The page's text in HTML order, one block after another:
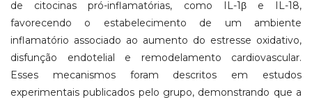
de citocinas pró-inflamatórias, como IL-1β e IL-18,
favorecendo o estabelecimento de um ambiente
inflamatório associado ao aumento do estresse oxidativo,
disfunção endotelial e remodelamento cardiovascular.
Esses mecanismos foram descritos em estudos
experimentais publicados pelo grupo, demonstrando que a